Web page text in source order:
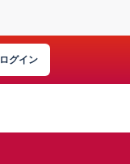
ログイン